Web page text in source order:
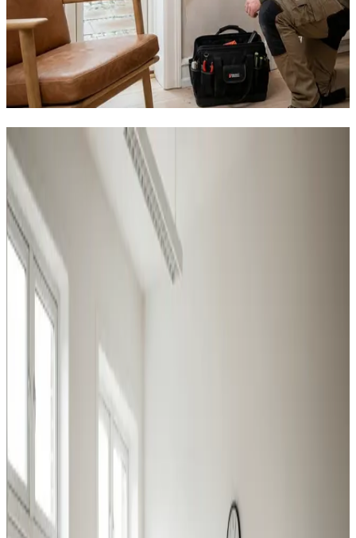
Sådan hjælper vi virksomheder i
Vandel
Industri, produktion, lager og kontor i Vandel: vi leverer
ventilation der matcher belastningen og overholder
Arbejdstilsynets krav.
Procesventilation
Udsugning ved svejsning, slibning og kemikalier i Vandel.
Overholder Arbejdstilsynets krav.
Læs mere